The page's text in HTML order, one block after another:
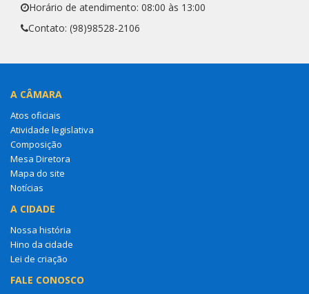
Horário de atendimento: 08:00 às 13:00
Contato: (98)98528-2106
A CÂMARA
Atos oficiais
Atividade legislativa
Composição
Mesa Diretora
Mapa do site
Notícias
A CIDADE
Nossa história
Hino da cidade
Lei de criação
FALE CONOSCO